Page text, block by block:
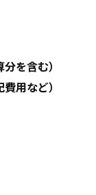
を含む）
用など）